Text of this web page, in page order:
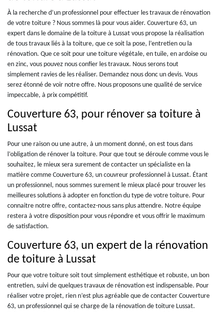
À la recherche d’un professionnel pour effectuer les travaux de rénovation
de votre toiture ? Nous sommes là pour vous aider. Couverture 63, un
expert dans le domaine de la toiture à Lussat vous propose la réalisation
de tous travaux liés à la toiture, que ce soit la pose, l’entretien ou la
rénovation. Que ce soit pour une toiture végétale, en tuile, en ardoise ou
en zinc, vous pouvez nous confier les travaux. Nous serons tout
simplement ravies de les réaliser. Demandez nous donc un devis. Vous
serez étonné de voir notre offre. Nous proposons une qualité de service
impeccable, à prix compétitif.
Couverture 63, pour rénover sa toiture à
Lussat
Pour une raison ou une autre, à un moment donné, on est tous dans
l’obligation de rénover la toiture. Pour que tout se déroule comme vous le
souhaitez, le mieux sera surement de contacter un spécialiste en la
matière comme Couverture 63, un couvreur professionnel à Lussat. Étant
un professionnel, nous sommes surement le mieux placé pour trouver les
meilleures solutions à adopter en fonction du type de votre toiture. Pour
connaitre notre offre, contactez-nous sans plus attendre. Notre équipe
restera à votre disposition pour vous répondre et vous offrir le maximum
de satisfaction.
Couverture 63, un expert de la rénovation
de toiture à Lussat
Pour que votre toiture soit tout simplement esthétique et robuste, un bon
entretien, suivi de quelques travaux de rénovation est indispensable. Pour
réaliser votre projet, rien n’est plus agréable que de contacter Couverture
63, un professionnel qui se charge de la rénovation de toiture Lussat.